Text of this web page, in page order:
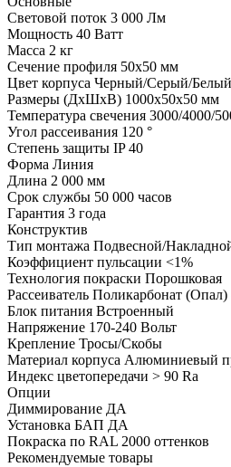
Световой поток 3 000 Лм
Мощность 40 Ватт
Масса 2 кг
Сечение профиля 50х50 мм
Цвет корпуса Черный/Серый/Белый
Размеры (ДхШхВ) 1000х50х50 мм
Температура свечения 3000/4000/
Угол рассеивания 120 °
Степень защиты IP 40
Форма Линия
Длина 2 000 мм
Срок службы 50 000 часов
Гарантия 3 года
Конструктив
Тип монтажа Подвесной/
Коэффициент пульсации <1%
Технология покраски Порошковая
Рассеиватель Поликарбонат
Блок питания Встроенный
Напряжение 170-240 Вольт
Крепление Тросы/Скобы
Материал корпуса Алюминиевый
Индекс цветопередачи > 90 Ra
Опции
Диммирование ДА
Установка БАП ДА
Покраска по RAL 2000 оттенков
Рекомендуемые товары